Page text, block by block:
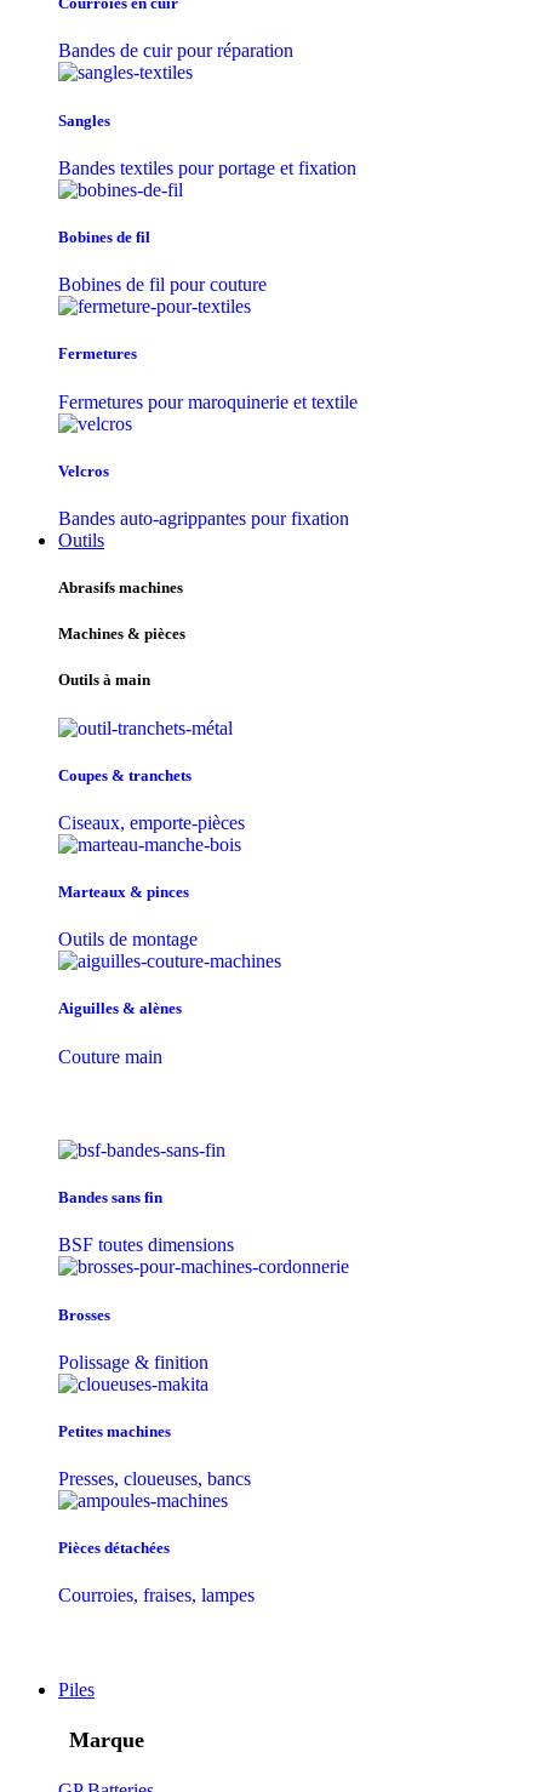
Bandes de cuir pour réparation
Sangles
Bandes textiles pour portage et fixation
Bobines de fil
Bobines de fil pour couture
Fermetures
Fermetures pour maroquinerie et textile
Velcros
Bandes auto-agrippantes pour fixation
Outils
Abrasifs machines
Machines & pièces
Outils à main
Coupes & tranchets
Ciseaux, emporte-pièces
Marteaux & pinces
Outils de montage
Aiguilles & alènes
Couture main
Bandes sans fin
BSF toutes dimensions
Brosses
Polissage & finition
Petites machines
Presses, cloueuses, bancs
Pièces détachées
Courroies, fraises, lampes
Piles
Marque